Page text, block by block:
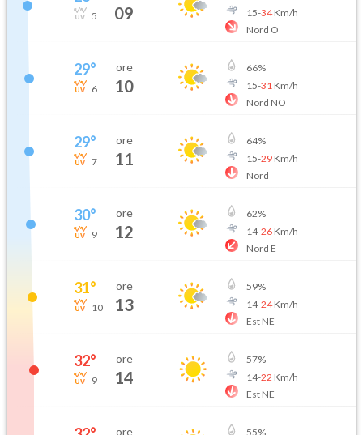
5 09
15-34Km/h
Nord O
29°
6
ore
10
66%
15-31 Km/h
Nord NO
29°
7
ore
11
64%
15-29Km/h
Nord
30°
9
ore
12
62%
14-26Km/h
Nord E
31°
10
ore
13
59%
14-24Km/h
Est NE
32°
9
ore
14
57%
14-22 Km/h
Est NE
ore 55%